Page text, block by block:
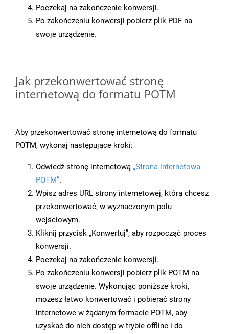
Poczekaj na zakończenie konwersji.
Po zakończeniu konwersji pobierz plik PDF na
swoje urządzenie.
Jak przekonwertować stronę
internetową do formatu POTM
Aby przekonwertować stronę internetową do formatu
POTM, wykonaj następujące kroki:
Odwiedź stronę internetową „Strona internetowa
POTM”.
Wpisz adres URL strony internetowej, którą chcesz
przekonwertować, w wyznaczonym polu
wejściowym.
Kliknij przycisk „Konwertuj”, aby rozpocząć proces
konwersji.
Poczekaj na zakończenie konwersji.
Po zakończeniu konwersji pobierz plik POTM na
swoje urządzenie. Wykonując poniższe kroki,
możesz łatwo konwertować i pobierać strony
internetowe w żądanym formacie POTM, aby
uzyskać do nich dostęp w trybie offline i do